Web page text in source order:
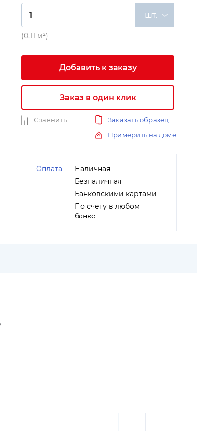
шт.
(0.11 м²)
Добавить к заказу
Заказ в один клик
Сравнить
Заказать образец
Примерить на доме
Оплата
Наличная
Безналичная
Банковскими картами
По счету в любом
банке